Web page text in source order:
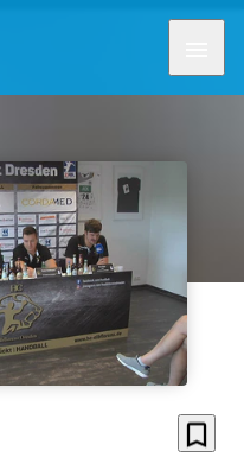
bookmark_border